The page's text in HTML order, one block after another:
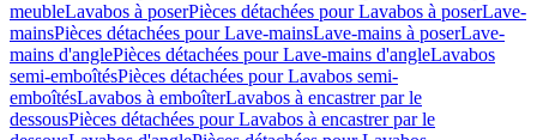
meubleLavabos à poserPièces détachées pour Lavabos à poserLave-
mainsPièces détachées pour Lave-mainsLave-mains à poserLave-
mains d'anglePièces détachées pour Lave-mains d'angleLavabos
semi-emboîtésPièces détachées pour Lavabos semi-
emboîtésLavabos à emboîterLavabos à encastrer par le
dessousPièces détachées pour Lavabos à encastrer par le